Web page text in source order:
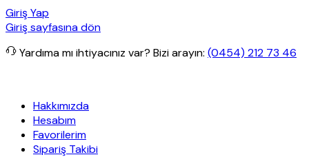
Giriş Yap
Giriş sayfasına dön
Yardıma mı ihtiyacınız var? Bizi arayın: (0454) 212 73 46
Hakkımızda
Hesabım
Favorilerim
Sipariş Takibi